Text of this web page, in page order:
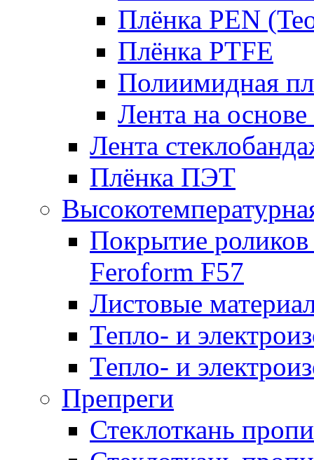
Плёнка PEN
Плёнка PTFE
Полиимидная
Лента на
Лента
Плёнка ПЭТ
Покрытие
Feroform F57
Листовые
Тепло- и
Тепло- и
Препреги
Стеклоткань